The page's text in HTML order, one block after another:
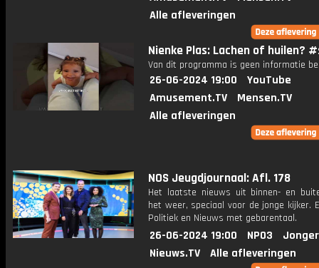
Alle afleveringen
Nienke Plas: Lachen of huilen?
Van dit programma is geen informatie
26-06-2024 19:00
YouTube
Amusement.TV
Mensen.TV
Alle afleveringen
NOS Jeugdjournaal: Afl. 178
Het laatste nieuws uit binnen- en
het weer, speciaal voor de jonge kijker.
Politiek en Nieuws met gebarentaal.
26-06-2024 19:00 NPO3
Nieuws.TV
Alle afleveringen